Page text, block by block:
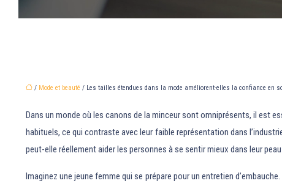
/ Mode et beauté / Les tailles étendues dans la mode améliorent-elles la confiance en
Dans un monde où les canons de la minceur sont omniprésents, il est
habituels, ce qui contraste avec leur faible représentation dans
peut-elle réellement aider les personnes à se sentir mieux dans leur peau
Imaginez une jeune femme qui se prépare pour un entretien